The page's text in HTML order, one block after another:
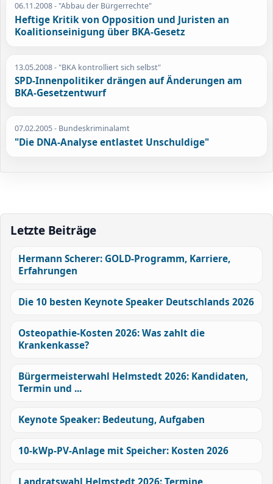
06.11.2008- "Abbau der Bürgerrechte"
Heftige Kritik von Opposition und Juristen an
Koalitionseinigung über BKA-Gesetz
13.05.2008- "BKA kontrolliert sich selbst"
SPD-Innenpolitiker drängen auf Änderungen am
BKA-Gesetzentwurf
07.02.2005- Bundeskriminalamt
"Die DNA-Analyse entlastet Unschuldige"
Letzte Beiträge
Hermann Scherer: GOLD-Programm, Karriere,
Erfahrungen
Die 10 besten Keynote Speaker Deutschlands 2026
Osteopathie-Kosten 2026: Was zahlt die
Krankenkasse?
Bürgermeisterwahl Helmstedt 2026: Kandidaten,
Termin und ...
Keynote Speaker: Bedeutung, Aufgaben
10-kWp-PV-Anlage mit Speicher: Kosten 2026